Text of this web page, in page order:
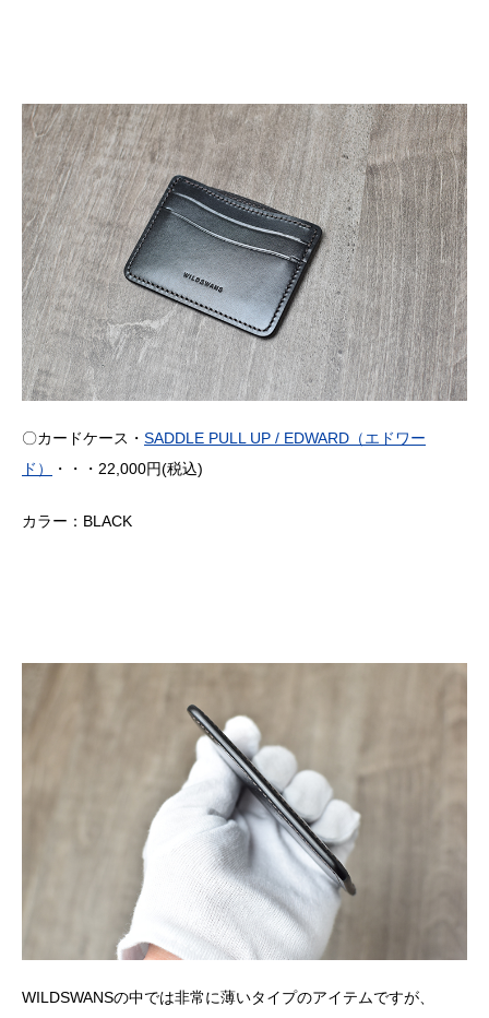
〇カードケース・ SADDLE PULL UP / EDWARD（エドワー
ド）
・・・22,000円(税込)
カラー：BLACK
WILDSWANSの中では非常に薄いタイプのアイテムですが、